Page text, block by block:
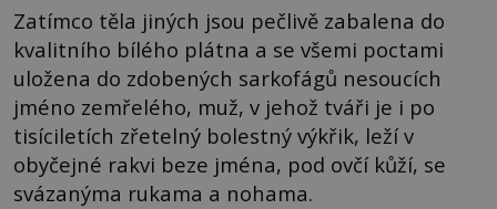
Zatímco těla jiných jsou pečlivě zabalena do
kvalitního bílého plátna a se všemi poctami
uložena do zdobených sarkofágů nesoucích
jméno zemřelého, muž, v jehož tváři je i po
tisíciletích zřetelný bolestný výkřik, leží v
obyčejné rakvi beze jména, pod ovčí kůží, se
svázanýma rukama a nohama.